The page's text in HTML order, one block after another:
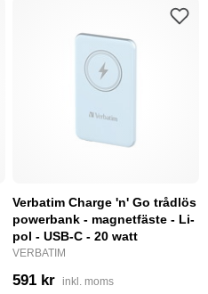
Verbatim Charge 'n' Go trådlös
powerbank - magnetfäste - Li-
pol - USB-C - 20 watt
VERBATIM
591 kr inkl. moms